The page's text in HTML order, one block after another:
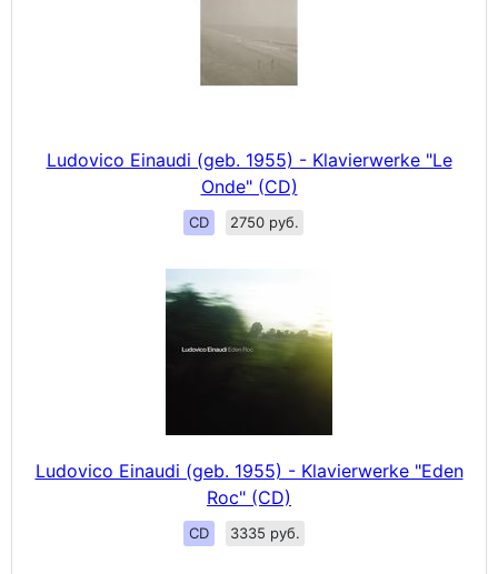
Ludovico Einaudi (geb. 1955) - Klavierwerke "Le
Onde" (CD)
CD 2750 руб.
Ludovico Einaudi (geb. 1955) - Klavierwerke "Eden
Roc" (CD)
CD 3335 руб.